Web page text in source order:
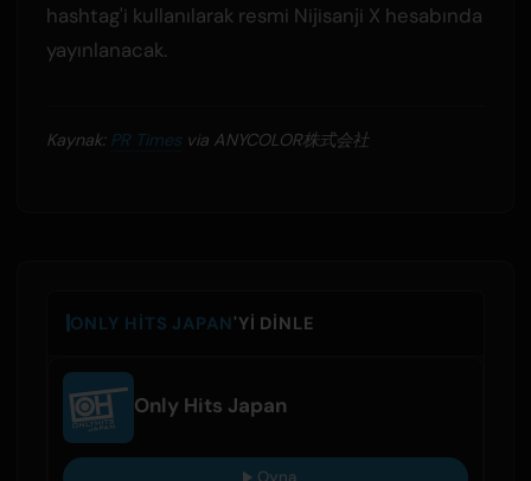
hashtag'i kullanılarak resmi Nijisanji X hesabında
yayınlanacak.
Kaynak: PR Timesvia ANYCOLOR株式会社
ONLY HITS JAPAN'YI DINLE
Only Hits Japan